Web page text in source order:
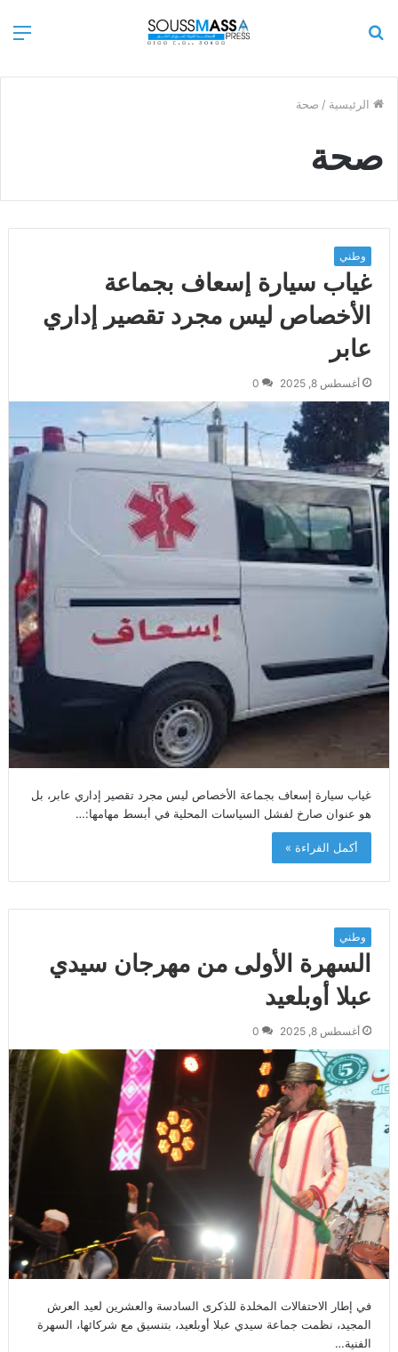
الرئيسية / صحة
صحة
وطني
غياب سيارة إسعاف بجماعة
الأخصاص ليس مجرد تقصير إداري
عابر
أغسطس 8, 2025 0
غياب سيارة إسعاف بجماعة الأخصاص ليس مجرد تقصير إداري عابر، بل
هو عنوان صارخ لفشل السياسات المحلية في أبسط مهامها:…
أكمل القراءة »
وطني
السهرة الأولى من مهرجان سيدي
عبلا أوبلعيد
أغسطس 8, 2025 0
في إطار الاحتفالات المخلدة للذكرى السادسة والعشرين لعيد العرش
المجيد، نظمت جماعة سيدي عبلا أوبلعيد، بتنسيق مع شركائها، السهرة
الفنية…